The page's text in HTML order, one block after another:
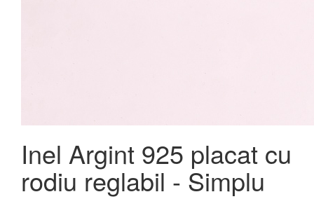
Inel Argint 925 placat cu
rodiu reglabil - Simplu